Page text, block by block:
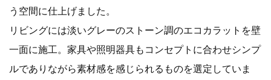
う空間に仕上げました。
リビングには淡いグレーのストーン調のエコカラットを壁
一面に施工。家具や照明器具もコンセプトに合わせシンプ
ルでありながら素材感を感じられるものを選定していま